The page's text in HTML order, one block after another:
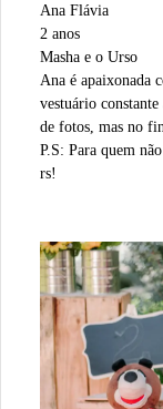
Ana Flávia
2 anos
Masha e o Urso
Ana é apaixonada
vestuário
de fotos, mas no
P.S: Para quem
rs!